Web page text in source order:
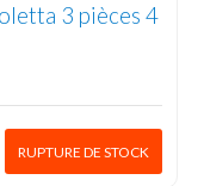
3 pièces 4
RUPTURE DE STOCK